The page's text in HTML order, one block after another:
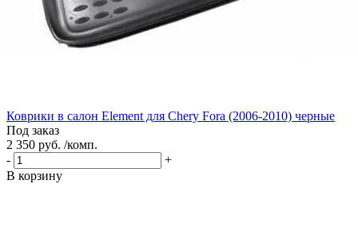
Коврики в салон Element для Chery Fora (2006-2010) черные
Под заказ
2 350 руб. /комп.
-
+
В корзину